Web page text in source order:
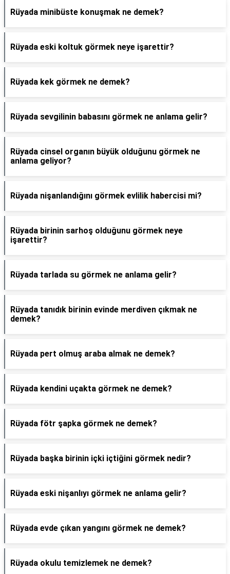
Rüyada minibüste konuşmak ne demek?
Rüyada eski koltuk görmek neye işarettir?
Rüyada kek görmek ne demek?
Rüyada sevgilinin babasını görmek ne anlama gelir?
Rüyada cinsel organın büyük olduğunu görmek ne
anlama geliyor?
Rüyada nişanlandığını görmek evlilik habercisi mi?
Rüyada birinin sarhoş olduğunu görmek neye
işarettir?
Rüyada tarlada su görmek ne anlama gelir?
Rüyada tanıdık birinin evinde merdiven çıkmak ne
demek?
Rüyada pert olmuş araba almak ne demek?
Rüyada kendini uçakta görmek ne demek?
Rüyada fötr şapka görmek ne demek?
Rüyada başka birinin içki içtiğini görmek nedir?
Rüyada eski nişanlıyı görmek ne anlama gelir?
Rüyada evde çıkan yangını görmek ne demek?
Rüyada okulu temizlemek ne demek?